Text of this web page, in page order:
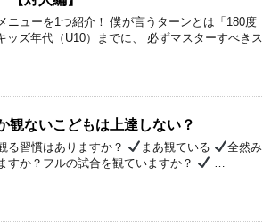
ューを1つ紹介！ 僕が言うターンとは「180度
ズ年代（U10）までに、 必ずマスターすべきス
観ないこどもは上達しない？
る習慣はありますか？ まあ観ている
全然み
すか？フルの試合を観ていますか？
…